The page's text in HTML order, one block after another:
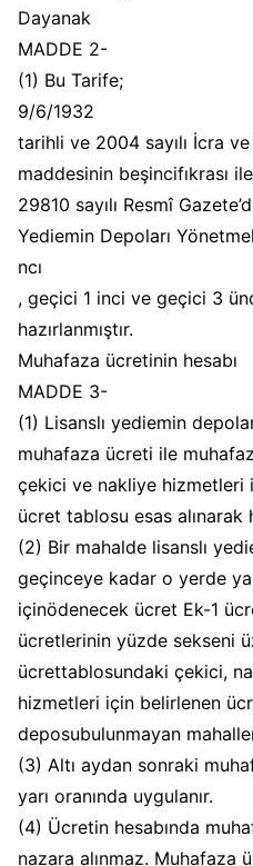
Dayanak
MADDE 2-
(1) Bu Tarife;
9/6/1932
tarihli ve 2004 sayılı İcra
maddesinin beşincifıkrası
29810 sayılı Resmî
Yediemin Depoları
ncı
, geçici 1 inci ve geçici 3
hazırlanmıştır.
Muhafaza ücretinin hesabı
MADDE 3-
(1) Lisanslı yediemin
muhafaza ücreti ile
çekici ve nakliye hizmetleri
ücret tablosu esas alınarak
(2) Bir mahalde lisanslı
geçinceye kadar o yerde
içinödenecek ücret Ek-1
ücretlerinin yüzde sekseni
ücrettablosundaki çekici,
hizmetleri için belirlenen
deposubulunmayan
(3) Altı aydan sonraki
yarı oranında uygulanır.
(4) Ücretin hesabında
nazara alınmaz. Muhafaza